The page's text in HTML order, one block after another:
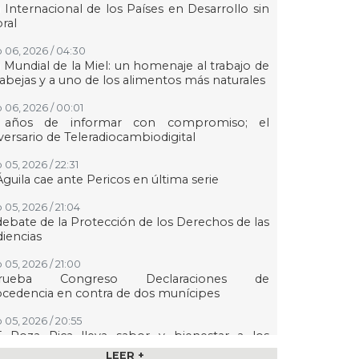
Internacional de los Países en Desarrollo sin
06, 2026 / 04:30
Mundial de la Miel: un homenaje al trabajo de
y a uno de los alimentos más naturales
06, 2026 / 00:01
años de informar con compromiso; el
de Teleradiocambiodigital
05, 2026 / 22:31
cae ante Pericos en última serie
05, 2026 / 21:04
de la Protección de los Derechos de las
05, 2026 / 21:00
Congreso Declaraciones de
en contra de dos munícipes
05, 2026 / 20:55
Poza Rica lleva sabor y bienestar a los
mayores con "Sazón y corazón"
LEER +